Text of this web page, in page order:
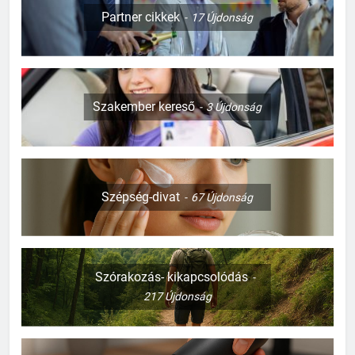
Partner cikkek 17Újdonság
Szakember kereső 3Újdonság
Szépség-divat 67Újdonság
Szórakozás- kikapcsolódás
217Újdonság